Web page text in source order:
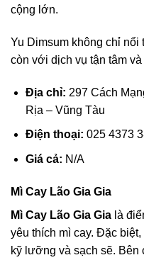
cộng lớn.
Yu Dimsum không chỉ
còn với dịch vụ tận tâm
Địa chỉ: 297 Cách
Rịa – Vũng Tàu
Điện thoại: 025 4373
Giá cả: N/A
Mì Cay Lão Gia Gia
Mì Cay Lão Gia Gia là
yêu thích mì cay. Đặc
kỹ lưỡng và sạch sẽ. Bên